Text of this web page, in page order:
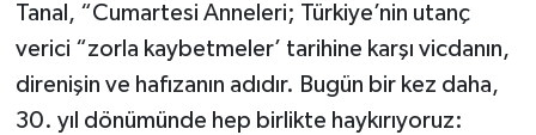
Tanal, “Cumartesi Anneleri; Türkiye’nin utanç
verici “zorla kaybetmeler’ tarihine karşı vicdanın,
direnişin ve hafızanın adıdır. Bugün bir kez daha,
30. yıl dönümünde hep birlikte haykırıyoruz: